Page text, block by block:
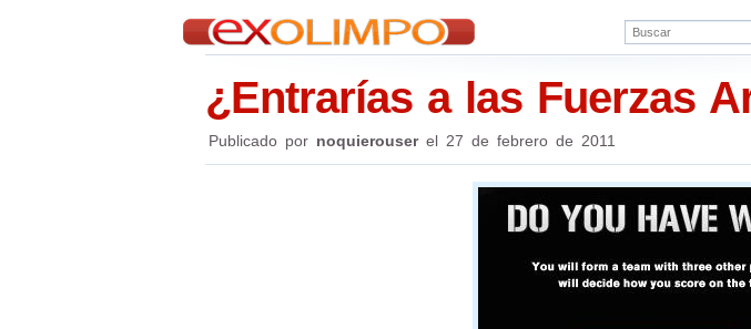
¿Entrarías a las Fuerzas
Publicado por noquierouserel 27 de febrero de 2011